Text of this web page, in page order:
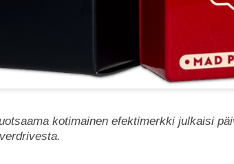
kotimainen efektimerkki julkaisi